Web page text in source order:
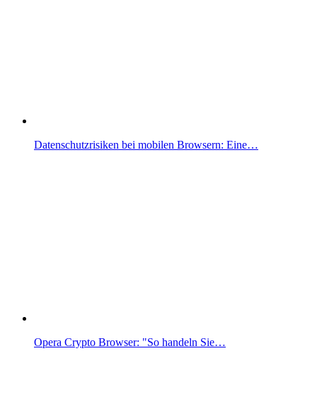
Datenschutzrisiken bei mobilen Browsern: Eine…
Opera Crypto Browser: "So handeln Sie…